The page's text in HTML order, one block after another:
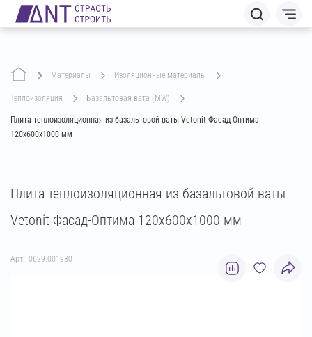
Материалы изоляционные материалы
теплоизоляция базальтовая вата (MW)
Плита теплоизоляционная из базальтовой ваты Vetonit Фасад-Оптима
120х600х1000 мм
Плита теплоизоляционная из базальтовой ваты
Vetonit Фасад-Оптима 120х600х1000 мм
Арт.: 0629.001980